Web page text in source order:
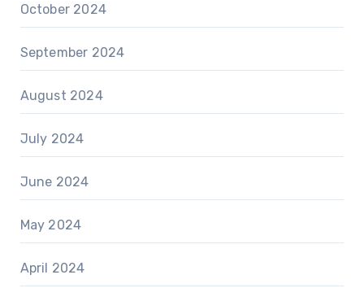
October 2024
September 2024
August 2024
July 2024
June 2024
May 2024
April 2024